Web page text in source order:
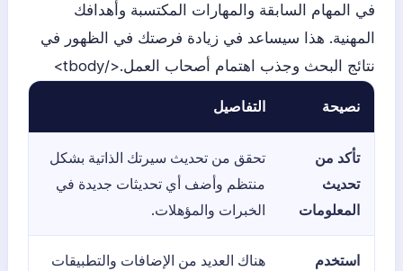
في المهام السابقة والمهارات المكتسبة وأهدافك
المهنية. هذا سيساعد في زيادة فرصتك في الظهور في
نتائج البحث وجذب اهتمام أصحاب العمل.</tbody>
نصيحة التفاصيل
تأكد من
تحديث
المعلومات
تحقق من تحديث سيرتك الذاتية بشكل
منتظم وأضف أي تحديثات جديدة في
الخبرات والمؤهلات.
استخدم
هناك العديد من الإضافات والتطبيقات